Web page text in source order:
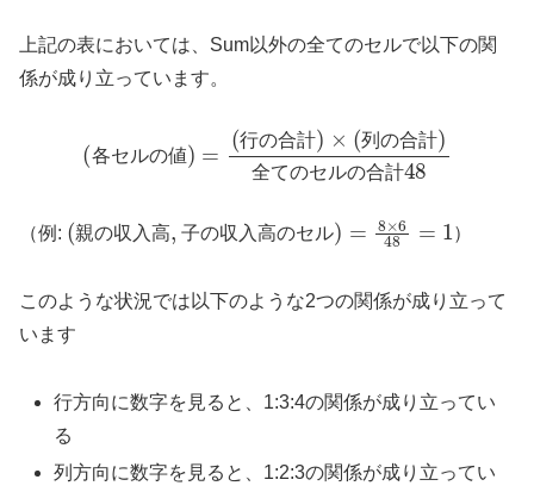
上記の表においては、Sum以外の全てのセルで以下の関
係が成り立っています。
各 セ ル の 値
行 の 合 計 列 の 合 計
全 て の セ ル の 合 計
合計)×(列 の 合計)全て の
の合計48
（例: 親 の 収 入 高 子 の 収入 高 の セ ル
(親 の収入高,子 の 収入 高 の セ
ル) = 8× 6 48 =1
）
このような状況では以下のような2つの関係が成り立って
います
行方向に数字を見ると、1:3:4の関係が成り立ってい
る
列方向に数字を見ると、1:2:3の関係が成り立ってい